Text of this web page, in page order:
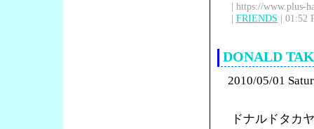
| https://www.plus-
| FRIENDS | 01:52
DONALD
2010/05/01
ドナルドタカ